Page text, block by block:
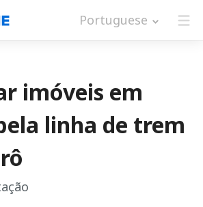
Portuguese
imóveis em
linha de trem